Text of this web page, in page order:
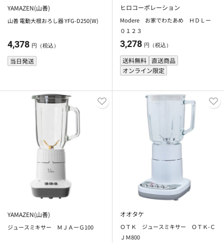
YAMAZEN(山善)
山善 電動大根おろし器 YFG-D250(W)
4,378 円（税込）
当日発送
ヒロコーポレーション
Modere お家でわたあめ ＨＤＬー
０１２３
3,278 円（税込）
送料無料
直送商品
オンライン限定
YAMAZEN(山善)
ジュースミキサー ＭＪＡーＧ100
オオタケ
ＯＴＫ ジュースミキサー ＯＴＫ-Ｃ
ＪＭ800